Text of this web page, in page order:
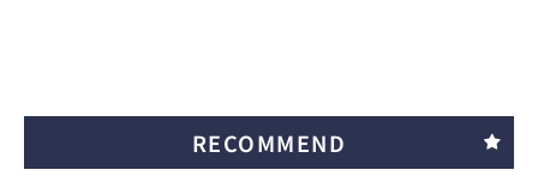
RECOMMEND